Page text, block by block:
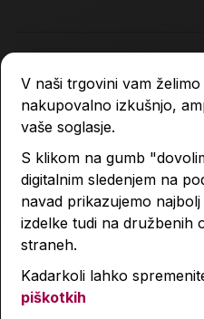
Lastnosti
Podobni izdelki
-4 %
-4 %
V naši trgovini vam
nakupovalno izkušnjo,
vaše soglasje.
S klikom na gumb
digitalnim sledenjem na
navad prikazujemo
izdelke tudi na družbenih
straneh.
Kadarkoli lahko
piškotkih